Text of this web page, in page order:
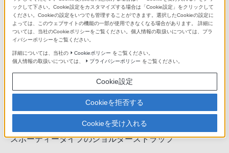
スポーティータイプのショルダーストラップ
ックして下さい。Cookie設定をカスタマイズする場合は「Cookie設定」をクリックして
ください。Cookieの設定をいつでも管理することができます。選択したCookieの設定に
よっては、このウェブサイトの機能の一部が使用できなくなる場合があります。 詳細に
ついては、当社のCookieポリシーをご覧ください。個人情報の取扱いについては、プラ
イバシーポリシーをご覧ください。
詳細については、当社の Cookieポリシー をご覧ください。
個人情報の取扱いについては、
プライバシーポリシー をご覧ください。
Cookie設定
Cookieを拒否する
Cookieを受け入れる